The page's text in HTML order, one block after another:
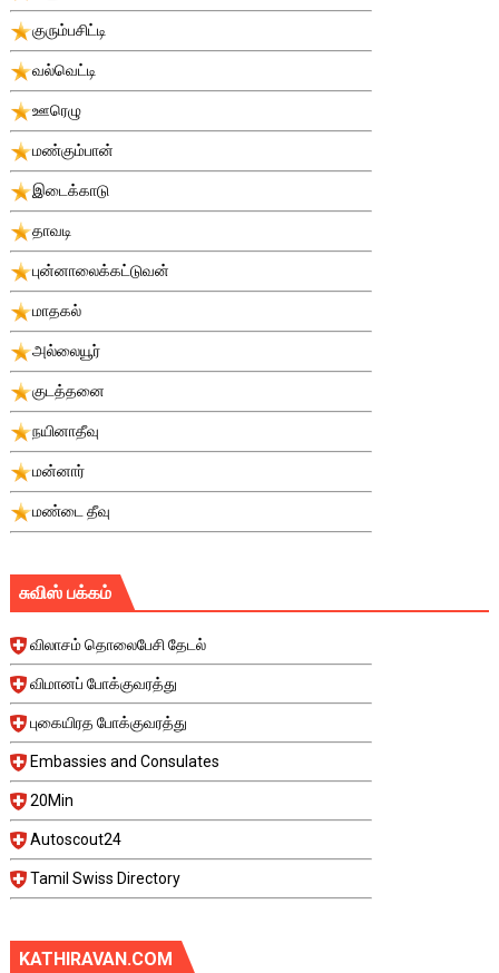
குரும்பசிட்டி
வல்வெட்டி
ஊரெழு
மண்கும்பான்
இடைக்காடு
தாவடி
புன்னாலைக்கட்டுவன்
மாதகல்
அல்லையூர்
குடத்தனை
நயினாதீவு
மன்னார்
மண்டை தீவு
சுவிஸ் பக்கம்
விலாசம் தொலைபேசி தேடல்
விமானப் போக்குவரத்து
புகையிரத போக்குவரத்து
Embassies and Consulates
20Min
Autoscout24
Tamil Swiss Directory
KATHIRAVAN.COM